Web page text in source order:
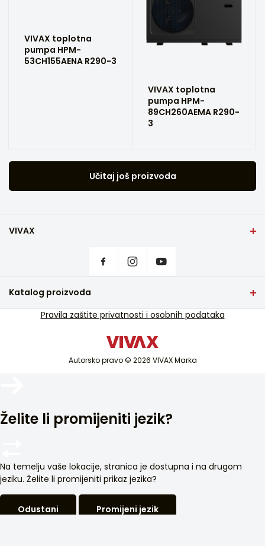
VIVAX toplotna
pumpa HPM-
53CH155AENA R290-3
VIVAX toplotna
pumpa HPM-
89CH260AEMA R290-
3
Učitaj još proizvoda
VIVAX
Gde kupiti VIVAX proizvode?
Servisna podrška
Servisna podrška van garancije
Katalog proizvoda
TV i audio
Autorsko pravo © 2026 VIVAX Marka
Pravila zaštite privatnosti i osobnih podataka
Želite li promijeniti jezik?
Na temelju vaše lokacije, stranica je dostupna i na drugom
jeziku. Želite li promijeniti prikaz jezika?
Odustani Promijeni jezik